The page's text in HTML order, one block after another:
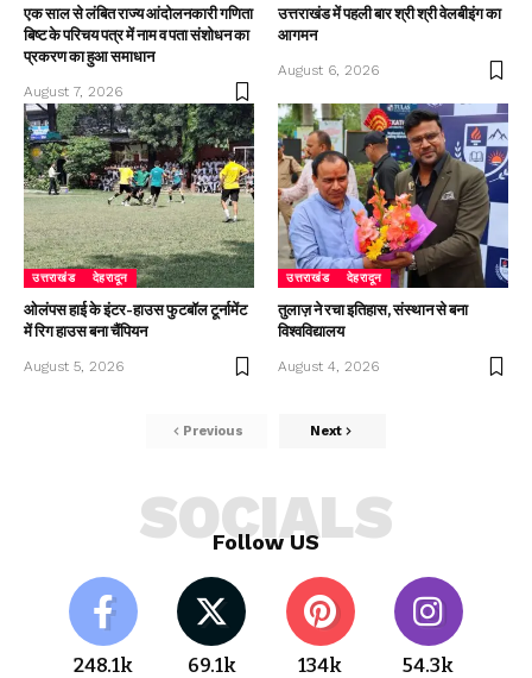
एक साल से लंबित राज्य आंदोलनकारी गणिता
बिष्ट के परिचय पत्र में नाम व पता संशोधन का
प्रकरण का हुआ समाधान
August 7, 2026
उत्तराखंड में पहली बार श्री श्री वेलबीइंग का
आगमन
August 6, 2026
उत्तराखंड देहरादून
ओलंपस हाई के इंटर-हाउस फुटबॉल टूर्नामेंट
में रिग हाउस बना चैंपियन
August 5, 2026
उत्तराखंड देहरादून
तुलाज़ ने रचा इतिहास, संस्थान से बना
विश्वविद्यालय
August 4, 2026
Previous Next
Follow US
SOCIALS
248.1k 69.1k 134k 54.3k